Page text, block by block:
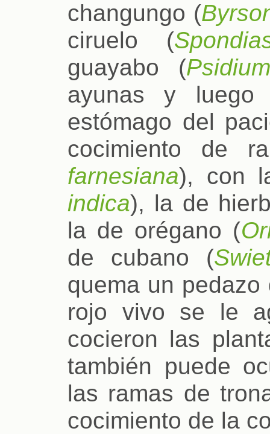
changungo (
ciruelo (
guayabo (
ayunas y
estómago del
cocimiento de
farnesiana), con
indica), la de
la de orégano (
de cubano (
quema un
rojo vivo se le
cocieron las
también puede
las ramas de
cocimiento de la